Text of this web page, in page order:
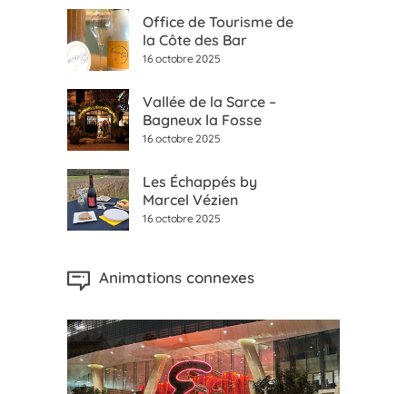
Office de Tourisme de
la Côte des Bar
16 octobre 2025
Vallée de la Sarce –
Bagneux la Fosse
16 octobre 2025
Les Échappés by
Marcel Vézien
16 octobre 2025
Animations connexes